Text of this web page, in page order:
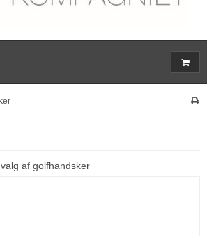
af golfhandsker